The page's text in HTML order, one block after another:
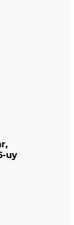
uy